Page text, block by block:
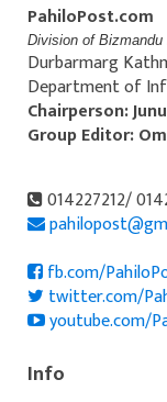
PahiloPost.com
Division of Bizmandu
Durbarmarg
Department of
Chairperson:
Group Editor:
014227212/
fb.com/
twitter.com/
youtube.com/
Info